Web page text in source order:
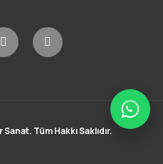
Tüm Hakkı Saklıdır.